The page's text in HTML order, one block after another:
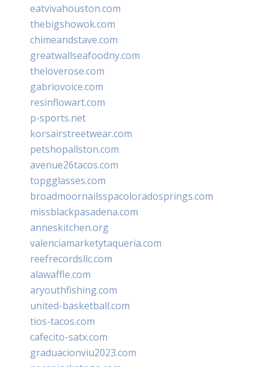
eatvivahouston.com
thebigshowok.com
chimeandstave.com
greatwallseafoodny.com
theloverose.com
gabriovoice.com
resinflowart.com
p-sports.net
korsairstreetwear.com
petshopallston.com
avenue26tacos.com
topgglasses.com
broadmoornailsspacoloradosprings.com
missblackpasadena.com
anneskitchen.org
valenciamarketytaqueria.com
reefrecordsllc.com
alawaffle.com
aryouthfishing.com
united-basketball.com
tios-tacos.com
cafecito-satx.com
graduacionviu2023.com